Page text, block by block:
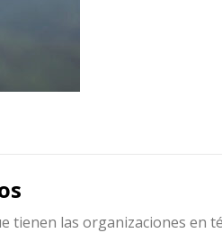
tienen las organizaciones en